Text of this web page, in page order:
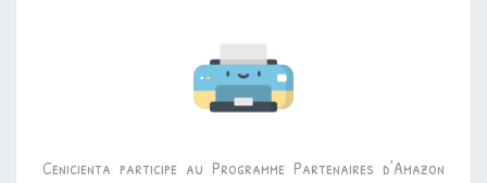
Cenicienta participe au Programme Partenaires d’Amazon